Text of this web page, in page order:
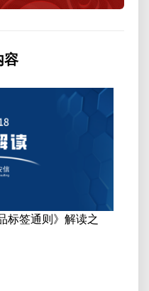
容
标签通则》解读之